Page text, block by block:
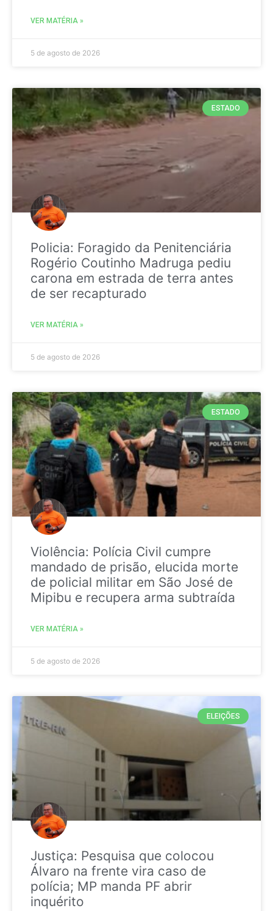
VER MATÉRIA »
5 de agosto de 2026
ESTADO
Policia: Foragido da Penitenciária
Rogério Coutinho Madruga pediu
carona em estrada de terra antes
de ser recapturado
VER MATÉRIA »
5 de agosto de 2026
ESTADO
Violência: Polícia Civil cumpre
mandado de prisão, elucida morte
de policial militar em São José de
Mipibu e recupera arma subtraída
VER MATÉRIA »
5 de agosto de 2026
ELEIÇÕES
Justiça: Pesquisa que colocou
Álvaro na frente vira caso de
polícia; MP manda PF abrir
inquérito